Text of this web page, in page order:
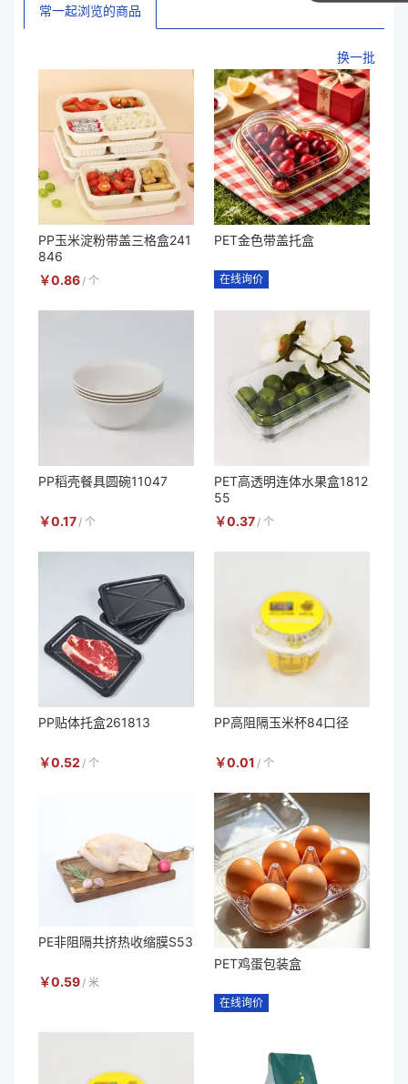
常一起浏览的商品
换一批
PP玉米淀粉带盖三格盒241
846
￥0.86 / 个
PET金色带盖托盒
在线询价
PP稻壳餐具圆碗11047
￥0.17 / 个
PET高透明连体水果盒1812
55
￥0.37 / 个
PP贴体托盒261813
￥0.52 / 个
PP高阻隔玉米杯84口径
￥0.01 / 个
PE非阻隔共挤热收缩膜S53
￥0.59 / 米
PET鸡蛋包装盒
在线询价